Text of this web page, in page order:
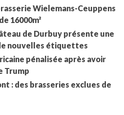
Wielemans-Ceuppens
16000m²
de Durbuy présente une
nouvelles étiquettes
pénalisée après avoir
Trump
: des brasseries exclues de